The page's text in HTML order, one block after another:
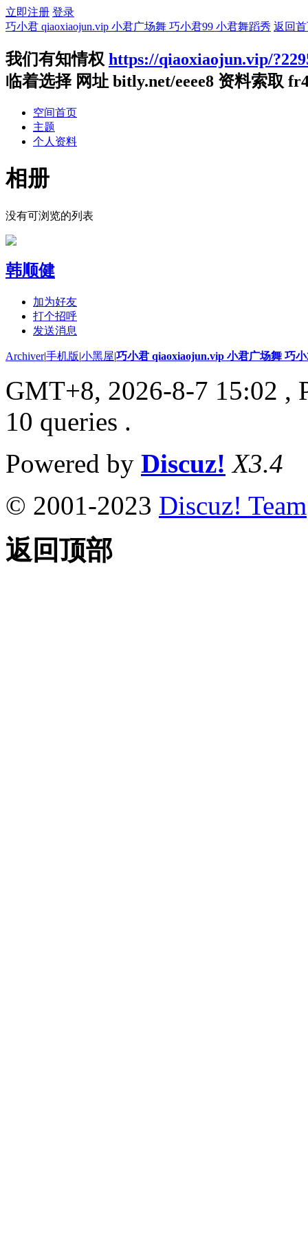
立即注册 登录
巧小君 qiaoxiaojun.vip 小君广场舞 巧小君99 小君舞蹈秀 返回
我们有知情权 https://qiaoxiaojun.vip/
临着选择 网址 bitly.net/eeee8 资料索取
空间首页
主题
个人资料
相册
没有可浏览的列表
韩顺健
加为好友
打个招呼
发送消息
Archiver|手机版|小黑屋|巧小君 qiaoxiaojun.vip 小君广场舞 巧
GMT+8, 2026-8-7 15:02 ,
10 queries .
Powered by Discuz! X3.4
© 2001-2023 Discuz! Team
返回顶部